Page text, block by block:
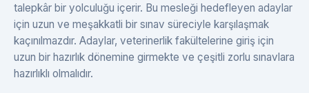
talepkâr bir yolculuğu içerir. Bu mesleği hedefleyen adaylar
için uzun ve meşakkatli bir sınav süreciyle karşılaşmak
kaçınılmazdır. Adaylar, veterinerlik fakültelerine giriş için
uzun bir hazırlık dönemine girmekte ve çeşitli zorlu sınavlara
hazırlıklı olmalıdır.